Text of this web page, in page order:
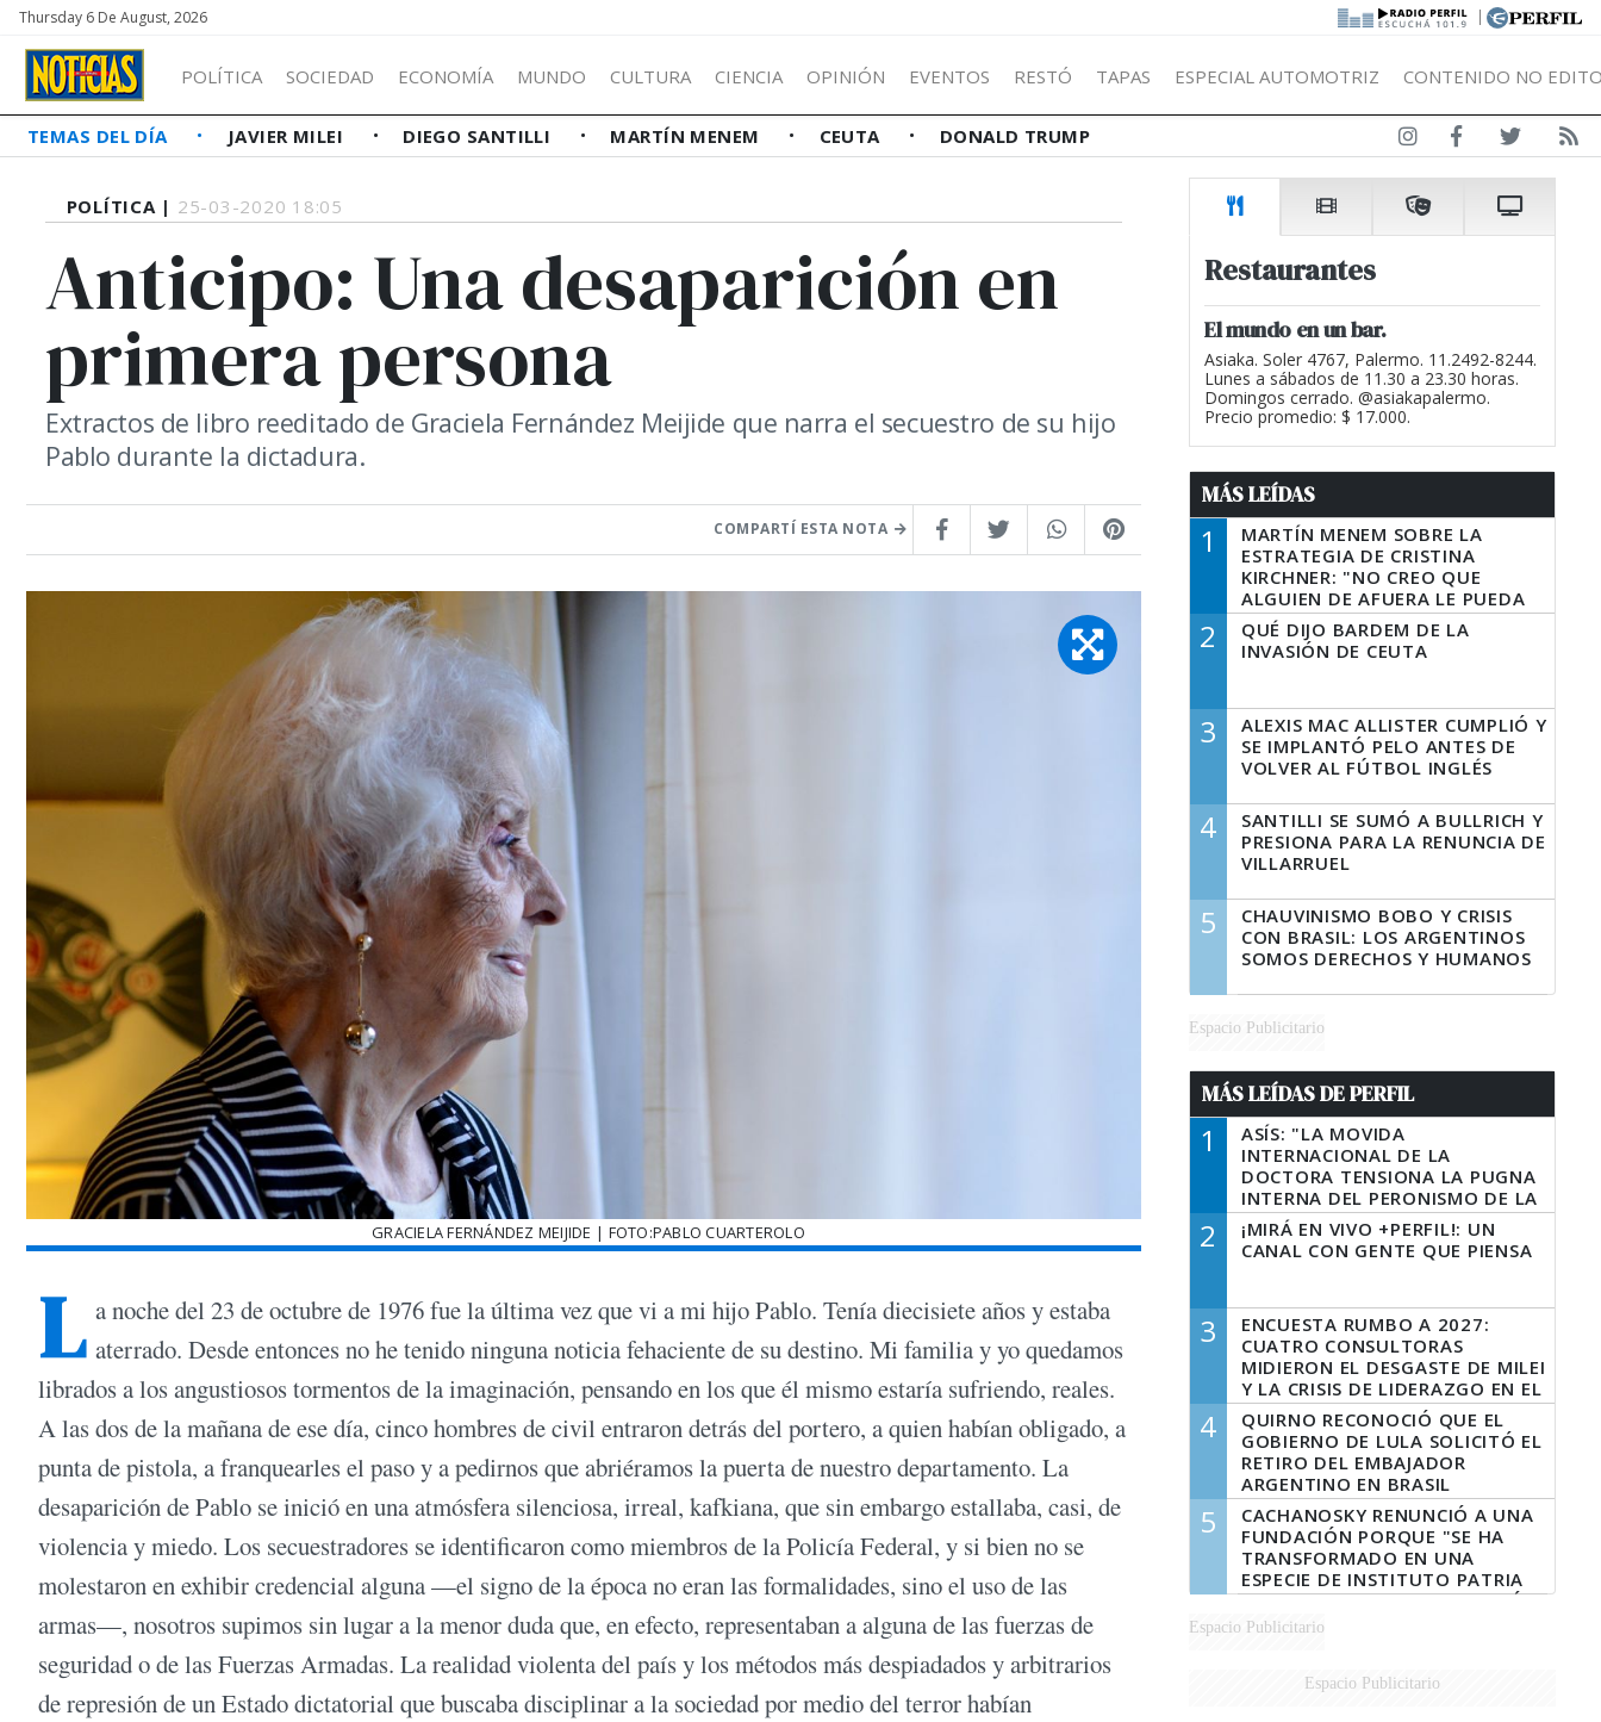
Thursday 6 De August, 2026 |
POLÍTICA SOCIEDAD ECONOMÍA MUNDO CULTURA CIENCIA OPINIÓN EVENTOS RESTÓ TAPAS ESPECIAL AUTOMOTRIZ CONTENIDO NO
TEMAS DEL DÍA JAVIER MILEI DIEGO SANTILLI MARTÍN MENEM CEUTA DONALD TRUMP
POLÍTICA | 25-03-2020 18:05
Anticipo: Una desaparición en
primera persona
Extractos de libro reeditado de Graciela Fernández Meijide que narra el secuestro de su hijo
Pablo durante la dictadura.
COMPARTÍ ESTA NOTA
GRACIELA FERNÁNDEZ MEIJIDE | FOTO:PABLO CUARTEROLO
L a noche del 23 de octubre de 1976 fue la última vez que vi a mi hijo Pablo. Tenía diecisiete años y estaba
aterrado. Desde entonces no he tenido ninguna noticia fehaciente de su destino. Mi familia y yo quedamos
librados a los angustiosos tormentos de la imaginación, pensando en los que él mismo estaría sufriendo, reales.
A las dos de la mañana de ese día, cinco hombres de civil entraron detrás del portero, a quien habían obligado, a
punta de pistola, a franquearles el paso y a pedirnos que abriéramos la puerta de nuestro departamento. La
desaparición de Pablo se inició en una atmósfera silenciosa, irreal, kafkiana, que sin embargo estallaba, casi, de
violencia y miedo. Los secuestradores se identificaron como miembros de la Policía Federal, y si bien no se
molestaron en exhibir credencial alguna —el signo de la época no eran las formalidades, sino el uso de las
armas—, nosotros supimos sin lugar a la menor duda que, en efecto, representaban a alguna de las fuerzas de
seguridad o de las Fuerzas Armadas. La realidad violenta del país y los métodos más despiadados y arbitrarios
de represión de un Estado dictatorial que buscaba disciplinar a la sociedad por medio del terror habían
Restaurantes
El mundo en un bar.
Asiaka. Soler 4767, Palermo. 11.2492-8244.
Lunes a sábados de 11.30 a 23.30 horas.
Domingos cerrado. @asiakapalermo.
Precio promedio: $ 17.000.
MÁS LEÍDAS
1
MARTÍN MENEM SOBRE LA
ESTRATEGIA DE CRISTINA
KIRCHNER: "NO CREO QUE
ALGUIEN DE AFUERA LE PUEDA
DECIR A LA JUSTICIA LO QUE
TIENE QUE HACER"
2
QUÉ DIJO BARDEM DE LA
INVASIÓN DE CEUTA
3
ALEXIS MAC ALLISTER CUMPLIÓ Y
SE IMPLANTÓ PELO ANTES DE
VOLVER AL FÚTBOL INGLÉS
4
SANTILLI SE SUMÓ A BULLRICH Y
PRESIONA PARA LA RENUNCIA DE
VILLARRUEL
5
CHAUVINISMO BOBO Y CRISIS
CON BRASIL: LOS ARGENTINOS
SOMOS DERECHOS Y HUMANOS
Espacio Publicitario
MÁS LEÍDAS DE PERFIL
1
ASÍS: "LA MOVIDA
INTERNACIONAL DE LA
DOCTORA TENSIONA LA PUGNA
INTERNA DEL PERONISMO DE LA
PROVINCIA DEL PECADO"
2
¡MIRÁ EN VIVO +PERFIL!: UN
CANAL CON GENTE QUE PIENSA
3
ENCUESTA RUMBO A 2027:
CUATRO CONSULTORAS
MIDIERON EL DESGASTE DE MILEI
Y LA CRISIS DE LIDERAZGO EN EL
PERONISMO
4
QUIRNO RECONOCIÓ QUE EL
GOBIERNO DE LULA SOLICITÓ EL
RETIRO DEL EMBAJADOR
ARGENTINO EN BRASIL
5
CACHANOSKY RENUNCIÓ A UNA
FUNDACIÓN PORQUE "SE HA
TRANSFORMADO EN UNA
ESPECIE DE INSTITUTO PATRIA
INCONDICIONAL DE LA GESTIÓN
DE MILEI"
Espacio Publicitario
Espacio Publicitario